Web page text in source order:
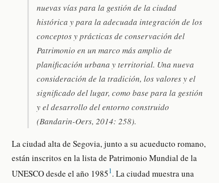
nuevas vías para la gestión de la ciudad
histórica y para la adecuada integración de los
conceptos y prácticas de conservación del
Patrimonio en un marco más amplio de
planificación urbana y territorial. Una nueva
consideración de la tradición, los valores y el
significado del lugar, como base para la gestión
y el desarrollo del entorno construido
(Bandarin-Oers, 2014: 258).
La ciudad alta de Segovia, junto a su acueducto romano,
están inscritos en la lista de Patrimonio Mundial de la
UNESCO desde el año 19851. La ciudad muestra una